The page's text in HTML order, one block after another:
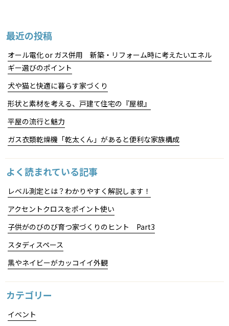
最近の投稿
オール電化 or ガス併用 新築・リフォーム時に考えたいエネル
ギー選びのポイント
犬や猫と快適に暮らす家づくり
形状と素材を考える、戸建て住宅の『屋根』
平屋の流行と魅力
ガス衣類乾燥機「乾太くん」があると便利な家族構成
よく読まれている記事
レベル測定とは？わかりやすく解説します！
アクセントクロスをポイント使い
子供がのびのび育つ家づくりのヒント Part3
スタディスペース
黒やネイビーがカッコイイ外観
カテゴリー
イベント